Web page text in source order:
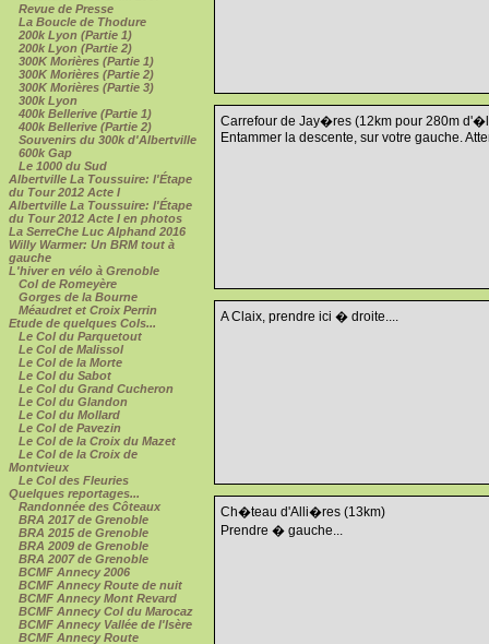
Revue de Presse
La Boucle de Thodure
200k Lyon (Partie 1)
200k Lyon (Partie 2)
300K Morières (Partie 1)
300K Morières (Partie 2)
300K Morières (Partie 3)
300k Lyon
400k Bellerive (Partie 1)
400k Bellerive (Partie 2)
Souvenirs du 300k d'Albertville
600k Gap
Le 1000 du Sud
Albertville La Toussuire: l'Étape
du Tour 2012 Acte I
Albertville La Toussuire: l'Étape
du Tour 2012 Acte I en photos
La SerreChe Luc Alphand 2016
Willy Warmer: Un BRM tout à
gauche
L'hiver en vélo à Grenoble
Col de Romeyère
Gorges de la Bourne
Méaudret et Croix Perrin
Etude de quelques Cols...
Le Col du Parquetout
Le Col de Malissol
Le Col de la Morte
Le Col du Sabot
Le Col du Grand Cucheron
Le Col du Glandon
Le Col du Mollard
Le Col de Pavezin
Le Col de la Croix du Mazet
Le Col de la Croix de
Montvieux
Le Col des Fleuries
Quelques reportages...
Randonnée des Côteaux
BRA 2017 de Grenoble
BRA 2015 de Grenoble
BRA 2009 de Grenoble
BRA 2007 de Grenoble
BCMF Annecy 2006
BCMF Annecy Route de nuit
BCMF Annecy Mont Revard
BCMF Annecy Col du Marocaz
BCMF Annecy Vallée de l'Isère
BCMF Annecy Route
Carrefour de Jay�res (12km pour 280m
Entammer la descente, sur votre gauche.
A Claix, prendre ici � droite....
Ch�teau d'Alli�res (13km)
Prendre � gauche...